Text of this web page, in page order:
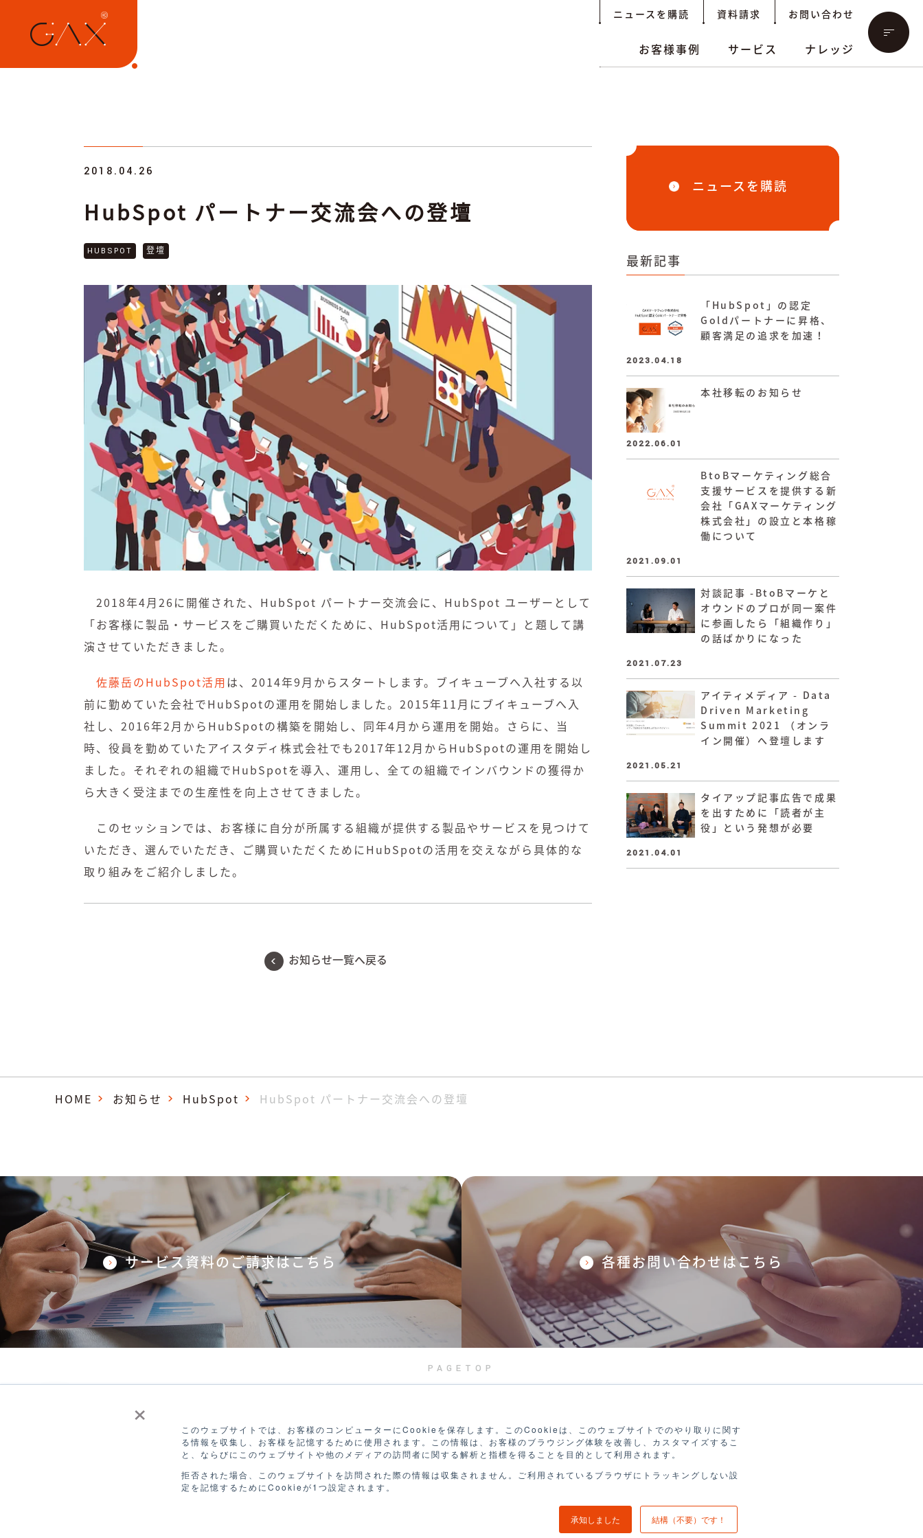
×
このウェブサイトでは、お客様のコンピューターにCookieを保存します。このCookieは、このウェブサイトでのやり取りに関す
る情報を収集し、お客様を記憶するために使用されます。この情報は、お客様のブラウジング体験を改善し、カスタマイズするこ
と、ならびにこのウェブサイトや他のメディアの訪問者に関する解析と指標を得ることを目的として利用されます。
拒否された場合、このウェブサイトを訪問された際の情報は収集されません。ご利用されているブラウザにトラッキングしない設
定を記憶するためにCookieが1つ設定されます。
承知しました 結構（不要）です！
ニュースを購読 資料請求 お問い合わせ
お客様事例 サービス ナレッジ
2018.04.26
HubSpot パートナー交流会への登壇
HUBSPOT 登壇
2018年4月26に開催された、HubSpot パートナー交流会に、HubSpot ユーザーとして
「お客様に製品・サービスをご購買いただくために、HubSpot活用について」と題して講
演させていただきました。
佐藤岳のHubSpot活用 は、2014年9月からスタートします。ブイキューブへ入社する以
前に勤めていた会社でHubSpotの運用を開始しました。2015年11月にブイキューブへ入
社し、2016年2月からHubSpotの構築を開始し、同年4月から運用を開始。さらに、当
時、役員を勤めていたアイスタディ株式会社でも2017年12月からHubSpotの運用を開始し
ました。それぞれの組織でHubSpotを導入、運用し、全ての組織でインバウンドの獲得か
ら大きく受注までの生産性を向上させてきました。
このセッションでは、お客様に自分が所属する組織が提供する製品やサービスを見つけて
いただき、選んでいただき、ご購買いただくためにHubSpotの活用を交えながら具体的な
取り組みをご紹介しました。
お知らせ一覧へ戻る
ニュースを購読
最新記事
「HubSpot」の認定
Goldパートナーに昇格、
顧客満足の追求を加速！
2023.04.18
本社移転のお知らせ
2022.06.01
BtoBマーケティング総合
支援サービスを提供する新
会社「GAXマーケティング
株式会社」の設立と本格稼
働について
2021.09.01
対談記事 -BtoBマーケと
オウンドのプロが同一案件
に参画したら「組織作り」
の話ばかりになった
2021.07.23
アイティメディア - Data
Driven Marketing
Summit 2021 （オンラ
イン開催）へ登壇します
2021.05.21
タイアップ記事広告で成果
を出すために「読者が主
役」という発想が必要
2021.04.01
HOME お知らせ HubSpot HubSpot パートナー交流会への登壇
サービス資料のご請求はこちら 各種お問い合わせはこちら
PAGETOP
お客様事例 ナレッジ
個人情報保護方針 サイト利用規約
© GAX MARKETING, INC. ALL RIGHTS RESERVED.